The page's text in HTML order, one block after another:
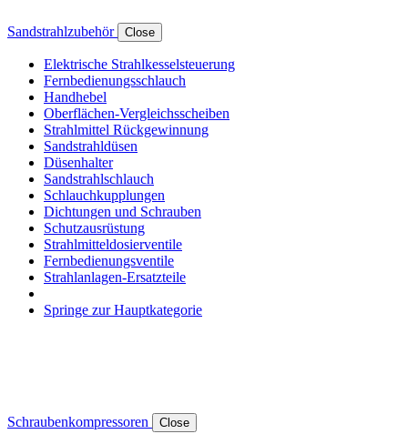
Sandstrahlzubehör Close
Elektrische Strahlkesselsteuerung
Fernbedienungsschlauch
Handhebel
Oberflächen-Vergleichsscheiben
Strahlmittel Rückgewinnung
Sandstrahldüsen
Düsenhalter
Sandstrahlschlauch
Schlauchkupplungen
Dichtungen und Schrauben
Schutzausrüstung
Strahlmitteldosierventile
Fernbedienungsventile
Strahlanlagen-Ersatzteile
Springe zur Hauptkategorie
Schraubenkompressoren Close